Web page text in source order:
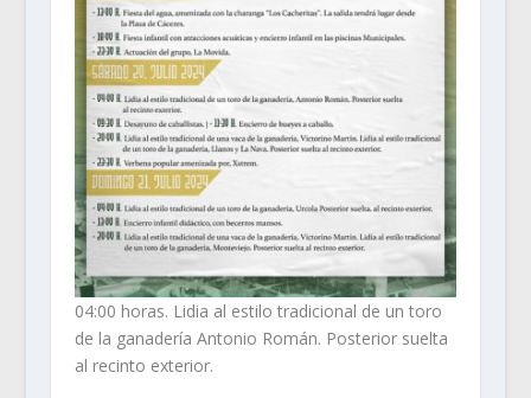
04:00 horas. Lidia al estilo tradicional de un toro
de la ganadería Antonio Román. Posterior suelta
al recinto exterior.